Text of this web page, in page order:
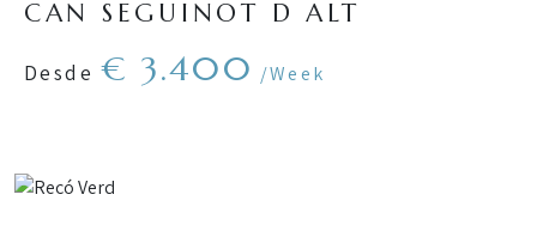
CAN SEGUINOT D ALT
Desde € 3.400 /Week